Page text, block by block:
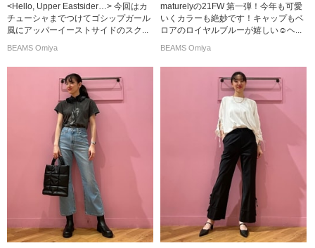
<Hello, Upper Eastsider…> 今回はカ
チューシャまでつけてゴシップガール
風にアッパーイーストサイドのスク...
BEAMS Omiya
maturelyの21FW 第一弾！今年も可愛
いくカラーも絶妙です！キャップもベ
ロアのロイヤルブルーが嬉しい☺︎ヘ...
BEAMS Omiya